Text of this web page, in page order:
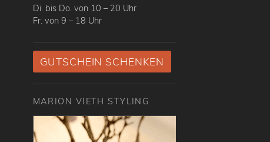
Di. bis Do. von 10 – 20 Uhr
Fr. von 9 – 18 Uhr
GUTSCHEIN SCHENKEN
MARION VIETH STYLING